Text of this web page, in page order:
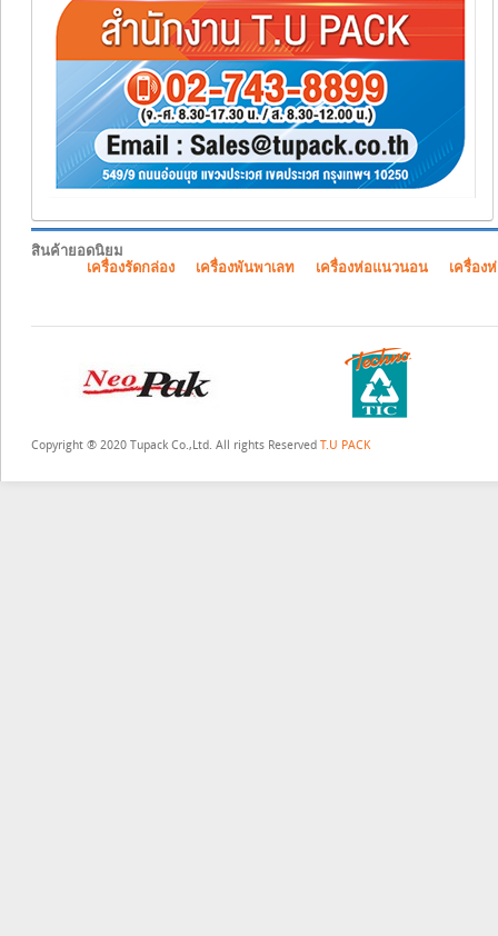
สินค้ายอดนิยม
เครื่องรัดกล่อง
เครื่องพันพาเลท เครื่องห่อแนวนอน เครื่อง
Copyright ® 2020 Tupack Co.,Ltd. All rights Reserved T.U PACK